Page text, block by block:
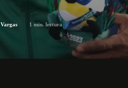
1 min. lectura